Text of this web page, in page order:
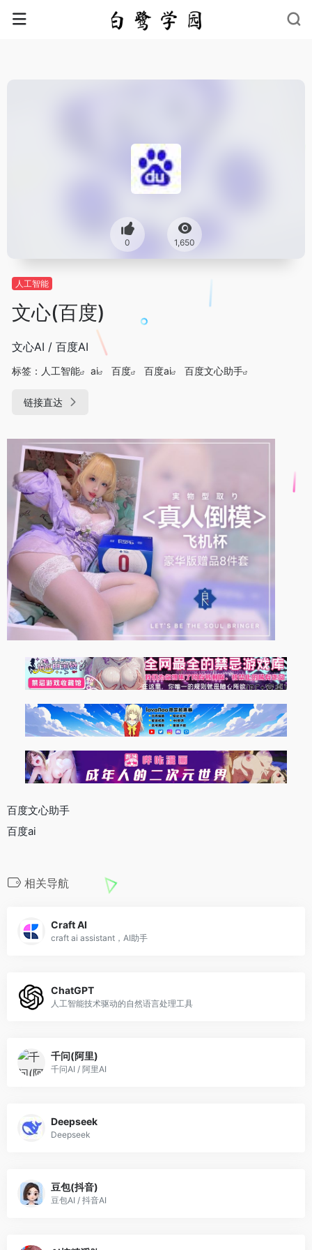
0 1,650
人工智能
文心(百度)
文心AI / 百度AI
标签： 人工智能 ai 百度 百度ai 百度文心助手
链接直达
百度文心助手
百度ai
相关导航
Craft AI
craft ai assistant，AI助手
ChatGPT
人工智能技术驱动的自然语言处理工具
千问(阿里)
千问AI / 阿里AI
Deepseek
Deepseek
豆包(抖音)
豆包AI / 抖音AI